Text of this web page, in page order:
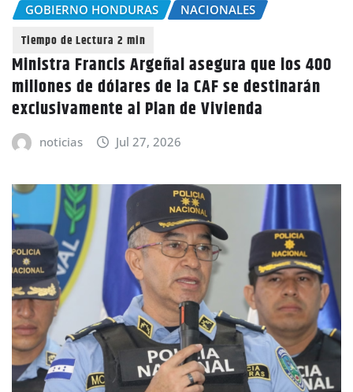
GOBIERNO HONDURAS NACIONALES
Ministra Francis Argeñal asegura que los 400
millones de dólares de la CAF se destinarán
exclusivamente al Plan de Vivienda
noticias Jul 27, 2026